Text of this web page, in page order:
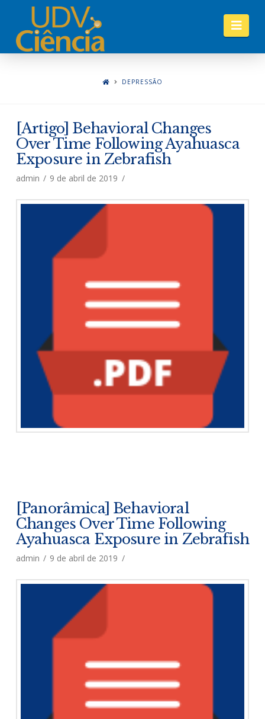
DEPRESSÃO
[Artigo] Behavioral Changes
Over Time Following Ayahuasca
Exposure in Zebrafish
admin 9 de abril de 2019
[Panorâmica] Behavioral
Changes Over Time Following
Ayahuasca Exposure in Zebrafish
admin 9 de abril de 2019